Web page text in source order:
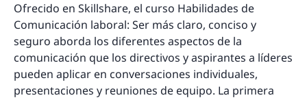
Ofrecido en Skillshare, el curso Habilidades de
Comunicación laboral: Ser más claro, conciso y
seguro aborda los diferentes aspectos de la
comunicación que los directivos y aspirantes a líderes
pueden aplicar en conversaciones individuales,
presentaciones y reuniones de equipo. La primera